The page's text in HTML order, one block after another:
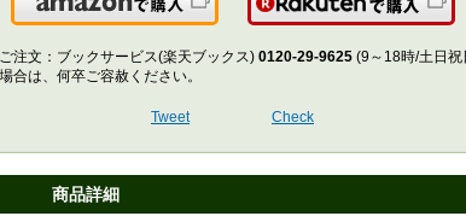
Amazonで購入
注文：ブックサービス(楽天ブックス) 0120-29-9625 (9～18時/土日祝
合は、何卒ご容赦ください。
Tweet Check
商品詳細